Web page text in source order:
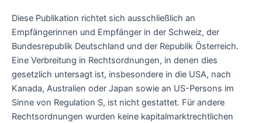
Diese Publikation richtet sich ausschließlich an
Empfängerinnen und Empfänger in der Schweiz, der
Bundesrepublik Deutschland und der Republik Österreich.
Eine Verbreitung in Rechtsordnungen, in denen dies
gesetzlich untersagt ist, insbesondere in die USA, nach
Kanada, Australien oder Japan sowie an US-Persons im
Sinne von Regulation S, ist nicht gestattet. Für andere
Rechtsordnungen wurden keine kapitalmarktrechtlichen